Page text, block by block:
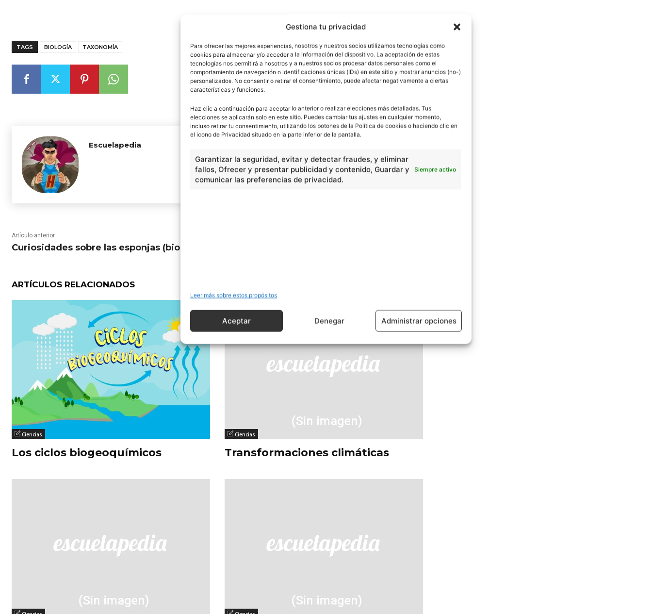
Gestiona tu privacidad
Para ofrecer las mejores experiencias, nosotros y nuestros socios utilizamos tecnologías como
cookies para almacenar y/o acceder a la información del dispositivo. La aceptación de estas
tecnologías nos permitirá a nosotros y a nuestros socios procesar datos personales como el
comportamiento de navegación o identificaciones únicas (IDs) en este sitio y mostrar anuncios (no-)
personalizados. No consentir o retirar el consentimiento, puede afectar negativamente a ciertas
características y funciones.
Haz clic a continuación para aceptar lo anterior o realizar elecciones más detalladas. Tus
elecciones se aplicarán solo en este sitio. Puedes cambiar tus ajustes en cualquier momento,
incluso retirar tu consentimiento, utilizando los botones de la Política de cookies o haciendo clic en
el icono de Privacidad situado en la parte inferior de la pantalla.
Garantizar la seguridad, evitar y detectar fraudes, y eliminar
fallos, Ofrecer y presentar publicidad y contenido, Guardar y
comunicar las preferencias de privacidad.
Siempre activo
Leer más sobre estos propósitos
Aceptar Denegar Administrar opciones
TAGS BIOLOGÍA TAXONOMÍA
Escuelapedia
Artículo anterior
Curiosidades sobre las esponjas (biología)
ARTÍCULOS RELACIONADOS
Ciencias
Los ciclos biogeoquímicos
Ciencias
Transformaciones climáticas